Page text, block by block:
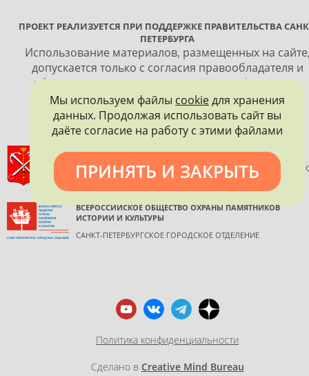
ПРОЕКТ РЕАЛИЗУЕТСЯ ПРИ ПОДДЕРЖКЕ ПРАВИТЕЛЬСТВА
ПЕТЕРБУРГА
Использование материалов, размещенных на
допускается только с согласия правообладателя и
обязательной ссылкой на источник информации.
ПРАВИТЕЛЬСТВО САНКТ-ПЕТЕРБУРГА
КОМИТЕТ ПО ГОСУДАРСТВЕННОМУ КОНТРОЛЮ,
И ОХРАНЕ ПАМЯТНИКОВ ИСТОРИИ И КУЛЬТУРЫ
ВСЕРОССИЙСКОЕ ОБЩЕСТВО ОХРАНЫ ПАМЯТНИКОВ
ИСТОРИИ И КУЛЬТУРЫ
САНКТ-ПЕТЕРБУРГСКОЕ ГОРОДСКОЕ ОТДЕЛЕНИЕ
Политика конфиденциальности
Сделано в Creative Mind Bureau
Мы используем файлы cookieдля хранения
данных. Продолжая использовать сайт вы
даёте согласие на работу с этими файлами
ПРИНЯТЬ И ЗАКРЫТЬ